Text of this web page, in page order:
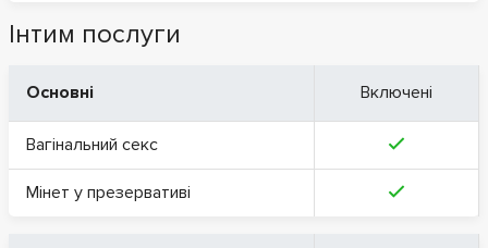
Інтим послуги
Основні Включені
Вагінальний секс
Мінет у презервативі